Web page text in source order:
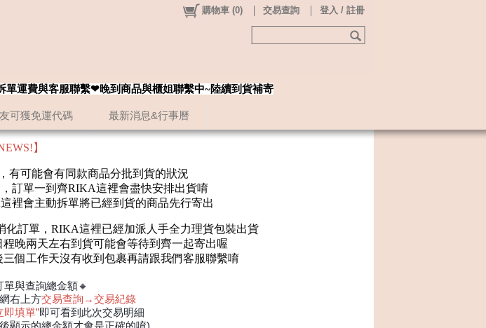
可獲免運代碼 最新消息&行事曆
購物車 (0) 交易查詢 登入 / 註冊
單運費與客服聯繫❤晚到商品與櫃姐聯繫中~陸續到貨補寄